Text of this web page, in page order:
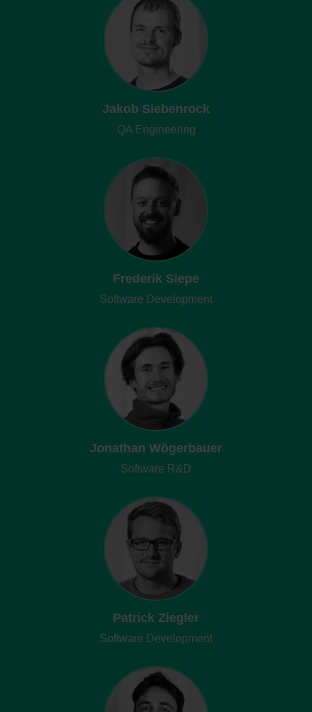
Jakob Siebenrock
QA Engineering
Frederik Siepe
Software Development
Jonathan Wögerbauer
Software R&D
Patrick Ziegler
Software Development